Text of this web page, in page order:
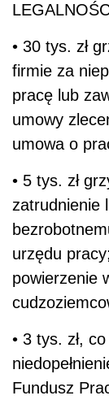
• 30 tys. zł
firmie za
pracę lub
umowy
umowa o
• 5 tys. zł
zatrudnienie
urzędu
powierzenie
• 3 tys. zł,
Fundusz